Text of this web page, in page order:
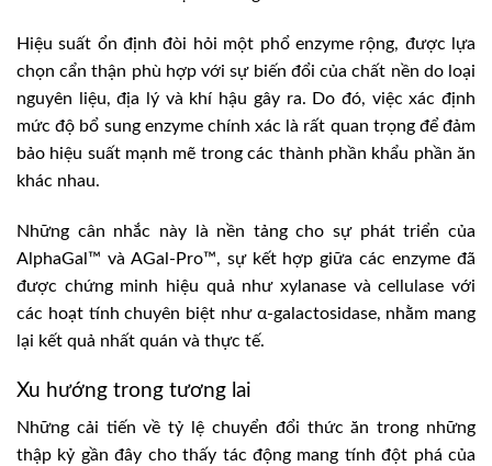
Hiệu suất ổn định đòi hỏi một phổ enzyme rộng, được lựa
chọn cẩn thận phù hợp với sự biến đổi của chất nền do loại
nguyên liệu, địa lý và khí hậu gây ra. Do đó, việc xác định
mức độ bổ sung enzyme chính xác là rất quan trọng để đảm
bảo hiệu suất mạnh mẽ trong các thành phần khẩu phần ăn
khác nhau.
Những cân nhắc này là nền tảng cho sự phát triển của
AlphaGal™ và AGal-Pro™, sự kết hợp giữa các enzyme đã
được chứng minh hiệu quả như xylanase và cellulase với
các hoạt tính chuyên biệt như α-galactosidase, nhằm mang
lại kết quả nhất quán và thực tế.
Xu hướng trong tương lai
Những cải tiến về tỷ lệ chuyển đổi thức ăn trong những
thập kỷ gần đây cho thấy tác động mang tính đột phá của